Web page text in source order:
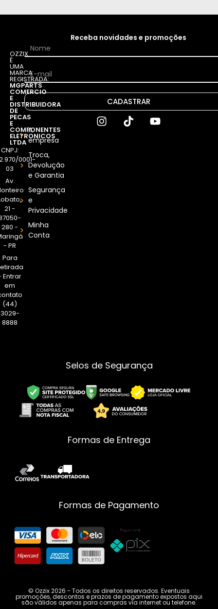
OZZIX
É
UMA
MARCA
REGISTRADA:
MGPARTS
COMERCIO
E
DISTRIBUIDORA
DE
PECAS
E
COMPONENTES
ELETRONICOS
LTDA
CNPJ:
0001-
03
Av.
21 -
280 -
- PR
Para
Entrar
em
(44)
3029-
8888
A
empresa
Troca,
Devolução
e Garantia
Segurança
e
Privacidade
Minha
Conta
Receba novidades e promoções
CADASTRAR
Selos de Segurança
Formas de Entrega
Formas de Pagamento
© Ozzix 2026 - Todos os direitos reservados. Eventuais
promoções, descontos e prazos de pagamento expostos aqui
são válidos apenas para compras via internet ou telefone.